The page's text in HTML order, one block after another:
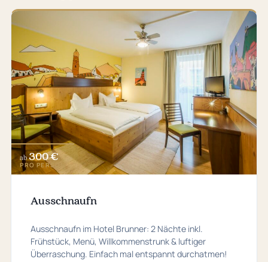
ab 300 €
PRO PERSON
Ausschnaufn
Ausschnaufn im Hotel Brunner: 2 Nächte inkl.
Frühstück, Menü, Willkommenstrunk & luftiger
Überraschung. Einfach mal entspannt durchatmen!